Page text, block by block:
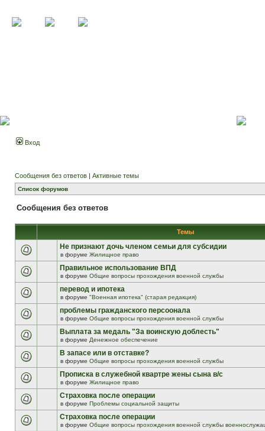
Вход
Сообщения без ответов | Активные темы
Список форумов
Сообщения без ответов
Темы
Не признают дочь членом семьи для субсидии
в форуме Жилищное право
Правильное использование ВПД
в форуме Общие вопросы прохождения военной службы
перевод и ипотека
в форуме "Военная ипотека" (старая редакция)
проблемы гражданского персоонала
в форуме Общие вопросы прохождения военной службы
Выплата за медаль "За воинскую доблесть"
в форуме Денежное обеспечение
В запасе или в отставке?
в форуме Общие вопросы прохождения военной службы
Прописка в служебной квартре жены сына в/с
в форуме Жилищное право
Страховка после операции
в форуме Проблемы социальной защиты
Страховка после операции
в форуме Общие вопросы прохождения военной службы